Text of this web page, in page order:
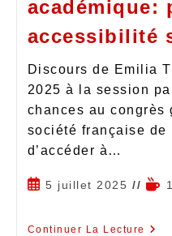
académique:
accessibilité
Discours de Emilia
2025 à la session
chances au congrès
société française de
d’accéder à…
5 juillet 2025
Continuer La Lecture